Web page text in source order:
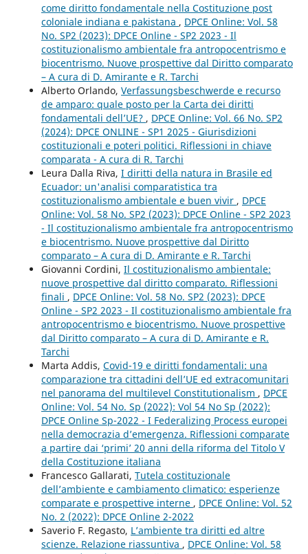
come diritto fondamentale nella Costituzione post
coloniale indiana e pakistana , DPCE Online: Vol. 58
No. SP2 (2023): DPCE Online - SP2 2023 - Il
costituzionalismo ambientale fra antropocentrismo e
biocentrismo. Nuove prospettive dal Diritto comparato
– A cura di D. Amirante e R. Tarchi
Alberto Orlando, Verfassungsbeschwerde e recurso
de amparo: quale posto per la Carta dei diritti
fondamentali dell’UE? , DPCE Online: Vol. 66 No. SP2
(2024): DPCE ONLINE - SP1 2025 - Giurisdizioni
costituzionali e poteri politici. Riflessioni in chiave
comparata - A cura di R. Tarchi
Leura Dalla Riva, I diritti della natura in Brasile ed
Ecuador: un'analisi comparatistica tra
costituzionalismo ambientale e buen vivir , DPCE
Online: Vol. 58 No. SP2 (2023): DPCE Online - SP2 2023
- Il costituzionalismo ambientale fra antropocentrismo
e biocentrismo. Nuove prospettive dal Diritto
comparato – A cura di D. Amirante e R. Tarchi
Giovanni Cordini, Il costituzionalismo ambientale:
nuove prospettive dal diritto comparato. Riflessioni
finali , DPCE Online: Vol. 58 No. SP2 (2023): DPCE
Online - SP2 2023 - Il costituzionalismo ambientale fra
antropocentrismo e biocentrismo. Nuove prospettive
dal Diritto comparato – A cura di D. Amirante e R.
Tarchi
Marta Addis, Covid-19 e diritti fondamentali: una
comparazione tra cittadini dell’UE ed extracomunitari
nel panorama del multilevel Constitutionalism , DPCE
Online: Vol. 54 No. Sp (2022): Vol 54 No Sp (2022):
DPCE Online Sp-2022 - I Federalizing Process europei
nella democrazia d’emergenza. Riflessioni comparate
a partire dai ‘primi’ 20 anni della riforma del Titolo V
della Costituzione italiana
Francesco Gallarati, Tutela costituzionale
dell’ambiente e cambiamento climatico: esperienze
comparate e prospettive interne , DPCE Online: Vol. 52
No. 2 (2022): DPCE Online 2-2022
Saverio F. Regasto, L’ambiente tra diritti ed altre
scienze. Relazione riassuntiva , DPCE Online: Vol. 58